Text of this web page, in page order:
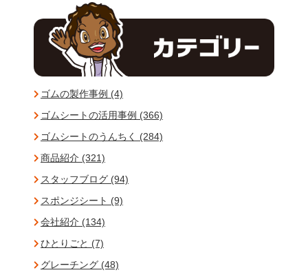
ゴムの製作事例 (4)
ゴムシートの活用事例 (366)
ゴムシートのうんちく (284)
商品紹介 (321)
スタッフブログ (94)
スポンジシート (9)
会社紹介 (134)
ひとりごと (7)
グレーチング (48)